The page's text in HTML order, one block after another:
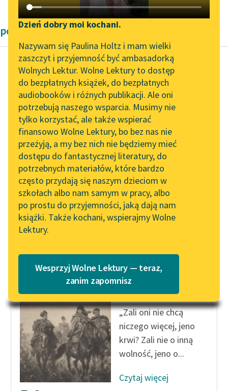
Katalog DAISY
Podkasty o książkach
Zgłoś brak utworu
Aktualności
„Prokurator Alicja Horn”
do słuchania
Byliśmy częścią AI Impact
Lab
Zapraszamy na spotkanie
online z tłumaczkami
literatury skandynawskiej
Spotkanie z Katarzyną
Tunkiel w Oslo
102. lata temu zmarł
Joseph Conrad
Lektury szkolne i klasyka
literatury do słuchania dla
uczennic i uczniów z
niepełnosprawnościami
E-kolekcja lektur
szkolnych i literatury do
słuchania dla uczennic i
uczniów z
niepełnosprawnościami
Narzędzia
Mapa Wolnych Lektur
Leśmianator
Przewodnik dla piszących i
czytających
API
OAI-PMH
Widget Wolnych Lektur
Przypisy
Katalog w formacie PDF
Dzień dobry moi kochani.
Nazywam się Paulina Holtz i mam wielki
zaszczyt i przyjemność być ambasadorką
Wolnych Lektur. Wolne Lektury to dostęp
do bezpłatnych książek, do bezpłatnych
audiobooków i różnych publikacji. Ale oni
potrzebują naszego wsparcia. Musimy nie
tylko korzystać, ale także wspierać
finansowo Wolne Lektury, bo bez nas nie
przeżyją, a my bez nich nie będziemy mieć
dostępu do fantastycznej literatury, do
potrzebnych materiałów, które bardzo
często przydają się naszym dzieciom w
szkołach albo nam samym w pracy, albo
po prostu do przyjemności, jaką dają nam
książki. Także kochani, wspierajmy Wolne
Lektury.
Wesprzyj Wolne Lektury — teraz,
zanim zapomnisz
powieści historyczne Henryka Sienkiewicza
Henryk Sienkiewicz
Ogniem i mieczem,
tom drugi
Co ty mnie uczyniła, ne
znaju, ale to znaju, że
jeśli ja tobie
nieszczęście, to...
Czytaj więcej
Henryk Sienkiewicz
Ogniem i mieczem,
tom drugi
„Zali oni nie chcą
niczego więcej, jeno
krwi? Zali nie o inną
wolność, jeno o...
Czytaj więcej